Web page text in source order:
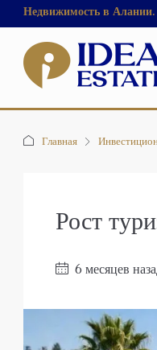
Недвижимость в
Главная
Рост
6 месяцев